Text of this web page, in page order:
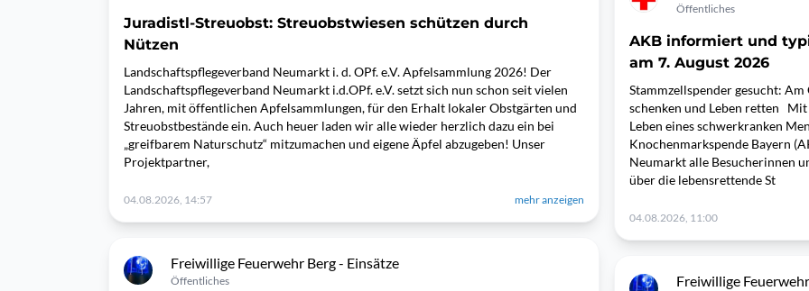
Juradistl-Streuobst: Streuobstwiesen schützen durch
Nützen
Landschaftspflegeverband Neumarkt i. d. OPf. e.V. Apfelsammlung 2026! Der
Landschaftspflegeverband Neumarkt i.d.OPf. e.V. setzt sich nun schon seit vielen
Jahren, mit öffentlichen Apfelsammlungen, für den Erhalt lokaler Obstgärten und
Streuobstbestände ein. Auch heuer laden wir alle wieder herzlich dazu ein bei
„greifbarem Naturschutz“ mitzumachen und eigene Äpfel abzugeben! Unser
Projektpartner,
04.08.2026, 14:57 mehr anzeigen
Freiwillige Feuerwehr Berg - Einsätze
Öffentliches
Öffentliches
AKB informiert und
am 7. August 2026
Stammzellspender gesucht:
schenken und Leben retten
Leben eines schwerkranken
Knochenmarkspende Bayern
Neumarkt alle Besucherinnen
über die lebensrettende St
04.08.2026, 11:00
Freiwillige